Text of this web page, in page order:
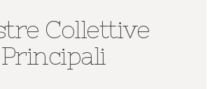
Collettive
Principali